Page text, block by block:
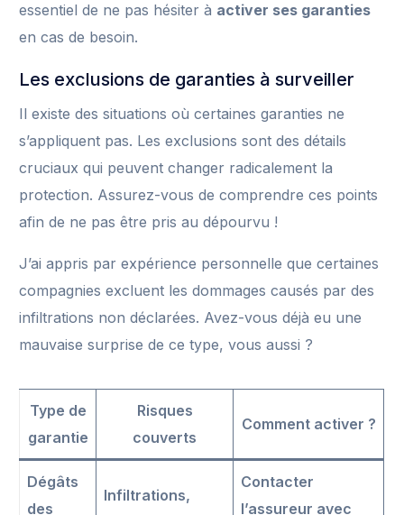
essentiel de ne pas hésiter à activer ses garanties
en cas de besoin.
Les exclusions de garanties à surveiller
Il existe des situations où certaines garanties ne
s’appliquent pas. Les exclusions sont des détails
cruciaux qui peuvent changer radicalement la
protection. Assurez-vous de comprendre ces points
afin de ne pas être pris au dépourvu !
J’ai appris par expérience personnelle que certaines
compagnies excluent les dommages causés par des
infiltrations non déclarées. Avez-vous déjà eu une
mauvaise surprise de ce type, vous aussi ?
Type de
garantie
Risques
couverts
Comment activer ?
Dégâts
des
Infiltrations,
Contacter
l’assureur avec